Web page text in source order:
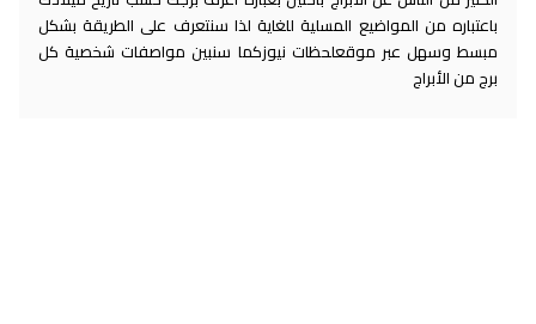
باعتباره من المواضيع المسلية للغاية لذا سنتعرف على الطريقة بشكل
مبسط وسهل عبر موقعلحظات نيوزكما سنبين مواصفات شخصية كل
برج من الأبراج